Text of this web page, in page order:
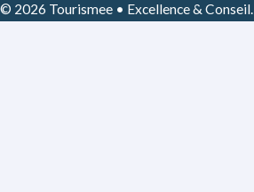
© 2026 Tourismee • Excellence & Conseil.